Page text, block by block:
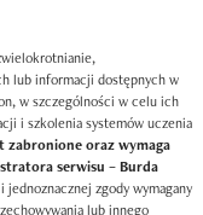
lub informacji dostępnych w
w szczególności w celu ich
i szkolenia systemów uczenia
zabronione oraz wymaga
serwisu – Burda
jednoznacznej zgody wymagany
lub innego